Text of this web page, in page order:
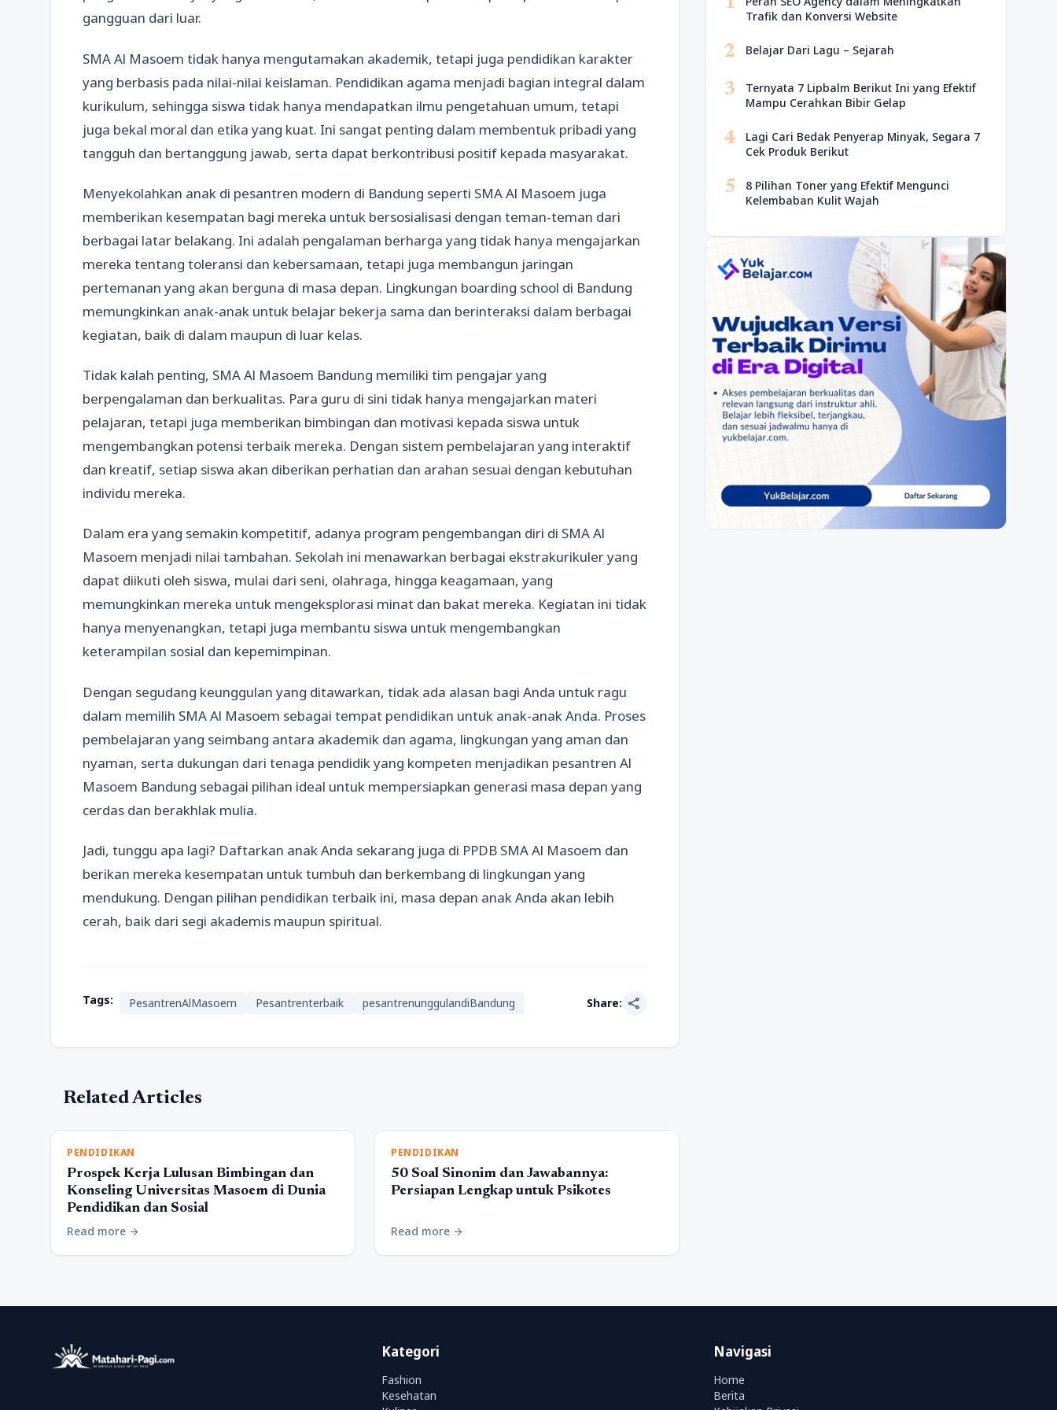
gangguan dari luar.
SMA Al Masoem tidak hanya mengutamakan akademik, tetapi juga pendidikan karakter
yang berbasis pada nilai-nilai keislaman. Pendidikan agama menjadi bagian integral dalam
kurikulum, sehingga siswa tidak hanya mendapatkan ilmu pengetahuan umum, tetapi
juga bekal moral dan etika yang kuat. Ini sangat penting dalam membentuk pribadi yang
tangguh dan bertanggung jawab, serta dapat berkontribusi positif kepada masyarakat.
Menyekolahkan anak di pesantren modern di Bandung seperti SMA Al Masoem juga
memberikan kesempatan bagi mereka untuk bersosialisasi dengan teman-teman dari
berbagai latar belakang. Ini adalah pengalaman berharga yang tidak hanya mengajarkan
mereka tentang toleransi dan kebersamaan, tetapi juga membangun jaringan
pertemanan yang akan berguna di masa depan. Lingkungan boarding school di Bandung
memungkinkan anak-anak untuk belajar bekerja sama dan berinteraksi dalam berbagai
kegiatan, baik di dalam maupun di luar kelas.
Tidak kalah penting, SMA Al Masoem Bandung memiliki tim pengajar yang
berpengalaman dan berkualitas. Para guru di sini tidak hanya mengajarkan materi
pelajaran, tetapi juga memberikan bimbingan dan motivasi kepada siswa untuk
mengembangkan potensi terbaik mereka. Dengan sistem pembelajaran yang interaktif
dan kreatif, setiap siswa akan diberikan perhatian dan arahan sesuai dengan kebutuhan
individu mereka.
Dalam era yang semakin kompetitif, adanya program pengembangan diri di SMA Al
Masoem menjadi nilai tambahan. Sekolah ini menawarkan berbagai ekstrakurikuler yang
dapat diikuti oleh siswa, mulai dari seni, olahraga, hingga keagamaan, yang
memungkinkan mereka untuk mengeksplorasi minat dan bakat mereka. Kegiatan ini tidak
hanya menyenangkan, tetapi juga membantu siswa untuk mengembangkan
keterampilan sosial dan kepemimpinan.
Dengan segudang keunggulan yang ditawarkan, tidak ada alasan bagi Anda untuk ragu
dalam memilih SMA Al Masoem sebagai tempat pendidikan untuk anak-anak Anda. Proses
pembelajaran yang seimbang antara akademik dan agama, lingkungan yang aman dan
nyaman, serta dukungan dari tenaga pendidik yang kompeten menjadikan pesantren Al
Masoem Bandung sebagai pilihan ideal untuk mempersiapkan generasi masa depan yang
cerdas dan berakhlak mulia.
Jadi, tunggu apa lagi? Daftarkan anak Anda sekarang juga di PPDB SMA Al Masoem dan
berikan mereka kesempatan untuk tumbuh dan berkembang di lingkungan yang
mendukung. Dengan pilihan pendidikan terbaik ini, masa depan anak Anda akan lebih
cerah, baik dari segi akademis maupun spiritual.
Tags: PesantrenAlMasoem Pesantrenterbaik pesantrenunggulandiBandung Share: share
Related Articles
PENDIDIKAN
Prospek Kerja Lulusan Bimbingan dan
Konseling Universitas Masoem di Dunia
Pendidikan dan Sosial
Read more arrow_forward
PENDIDIKAN
50 Soal Sinonim dan Jawabannya:
Persiapan Lengkap untuk Psikotes
Read more arrow_forward
Trafik dan Konversi Website
2 Belajar Dari Lagu – Sejarah
3
Ternyata 7 Lipbalm Berikut Ini yang Efektif
Mampu Cerahkan Bibir Gelap
4
Lagi Cari Bedak Penyerap Minyak, Segara 7
Cek Produk Berikut
5
8 Pilihan Toner yang Efektif Mengunci
Kelembaban Kulit Wajah
Kategori
Fashion
Kesehatan
Navigasi
Home
Berita